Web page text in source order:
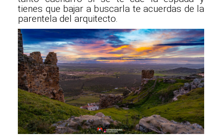
tienes que bajar a buscarla te acuerdas de la
parentela del arquitecto.